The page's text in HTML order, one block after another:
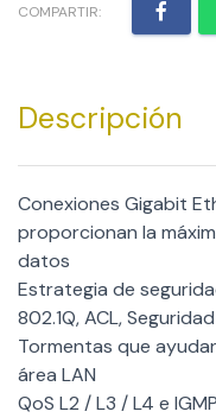
COMPARTIR:
Descripción
Conexiones Gigabit
proporcionan la
datos
Estrategia de
802.1Q, ACL,
Tormentas que
área LAN
QoS L2 / L3 / L4 e